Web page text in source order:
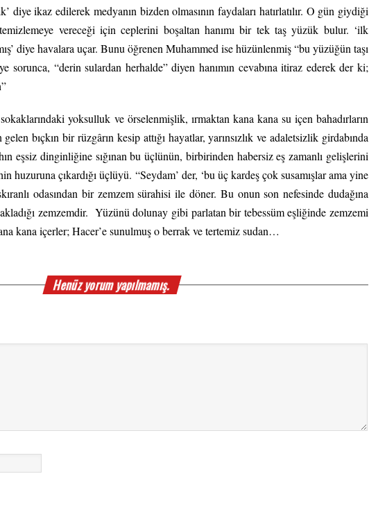
diye ikaz edilerek medyanın bizden olmasının faydaları hatırlatılır. O gün giydiği
vereceği için ceplerini boşaltan hanımı bir tek taş yüzük bulur. ‘ilk
diye havalara uçar. Bunu öğrenen Muhammed ise hüzünlenmiş “bu yüzüğün taşı
sorunca, “derin sulardan herhalde” diyen hanımın cevabına itiraz ederek der ki;
yoksulluk ve örselenmişlik, ırmaktan kana kana su içen bahadırların
bıçkın bir rüzgârın kesip attığı hayatlar, yarınsızlık ve adaletsizlik girdabında
eşsiz dinginliğine sığınan bu üçlünün, birbirinden habersiz eş zamanlı gelişlerini
huzuruna çıkardığı üçlüyü. “Seydam’ der, ‘bu üç kardeş çok susamışlar ama yine
odasından bir zemzem sürahisi ile döner. Bu onun son nefesinde dudağına
zemzemdir. Yüzünü dolunay gibi parlatan bir tebessüm eşliğinde zemzemi
kana içerler; Hacer’e sunulmuş o berrak ve tertemiz sudan…
Henüz yorum yapılmamış.